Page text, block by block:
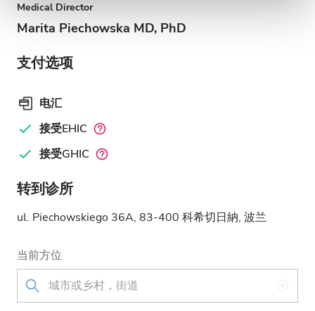
Medical Director
Marita Piechowska MD, PhD
支付选项
电汇
接受EHIC
接受GHIC
转到诊所
ul. Piechowskiego 36A, 83-400 科希切日納, 波兰
当前方位